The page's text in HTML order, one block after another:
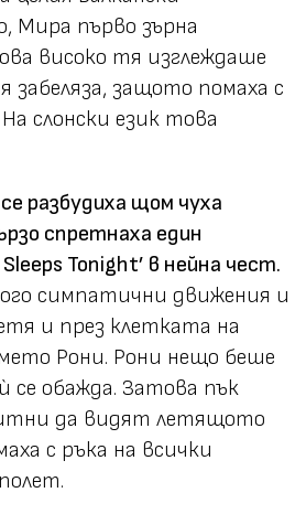
Мира първо зърна
високо тя изглеждаше
забеляза, защото помаха с
слонски език това
разбудиха щом чуха
спретнаха един
Tonight’ в нейна чест.
симпатични движения и
и през клетката на
Рони. Рони нещо беше
обажда. Затова пък
да видят летящото
с ръка на всички